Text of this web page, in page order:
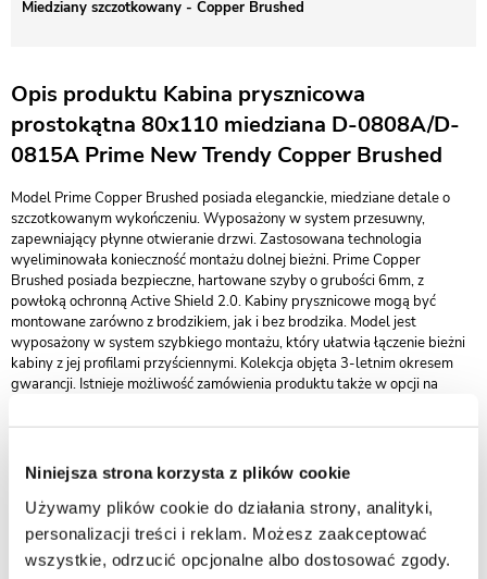
Niniejsza strona korzysta z plików cookie
Używamy plików cookie do działania strony, analityki,
personalizacji treści i reklam. Możesz zaakceptować
wszystkie, odrzucić opcjonalne albo dostosować zgody.
Miedziany szczotkowany - Copper Brushed
Opis produktu Kabina prysznicowa
prostokątna 80x110 miedziana D-0808A/D-
0815A Prime New Trendy Copper Brushed
Model Prime Copper Brushed posiada eleganckie, miedziane detale o
szczotkowanym wykończeniu. Wyposażony w system przesuwny,
zapewniający płynne otwieranie drzwi. Zastosowana technologia
wyeliminowała konieczność montażu dolnej bieżni. Prime Copper
Brushed posiada bezpieczne, hartowane szyby o grubości 6mm, z
powłoką ochronną Active Shield 2.0. Kabiny prysznicowe mogą być
montowane zarówno z brodzikiem, jak i bez brodzika. Model jest
wyposażony w system szybkiego montażu, który ułatwia łączenie bieżni
kabiny z jej profilami przyściennymi. Kolekcja objęta 3-letnim okresem
gwarancji. Istnieje możliwość zamówienia produktu także w opcji na
Dzięki zastosowaniu specjalnych zaczepów, łączenie bieżni kabiny z
profilami przyściennymi jest niezwykle szybkie. Elementy są ze sobą
zespolone trwale, bez obawy o przypadkowe rozłączenie. Dodatkowo,
wykonanie regulacji przyściennej nie wymaga stosowania wkrętów po
wewnętrznej stronie profili przyściennych